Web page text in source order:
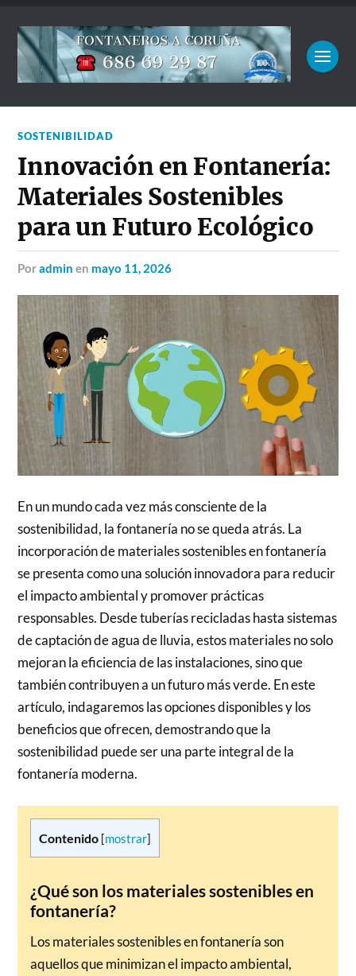
SOSTENIBILIDAD
Innovación en Fontanería:
Materiales Sostenibles
para un Futuro Ecológico
poradmin en mayo 11, 2026
En un mundo cada vez más consciente de la
sostenibilidad, la fontanería no se queda atrás. La
incorporación de materiales sostenibles en fontanería
se presenta como una solución innovadora para reducir
el impacto ambiental y promover prácticas
responsables. Desde tuberías recicladas hasta sistemas
de captación de agua de lluvia, estos materiales no solo
mejoran la eficiencia de las instalaciones, sino que
también contribuyen a un futuro más verde. En este
artículo, indagaremos las opciones disponibles y los
beneficios que ofrecen, demostrando que la
sostenibilidad puede ser una parte integral de la
fontanería moderna.
Contenido [mostrar]
¿Qué son los materiales sostenibles en
fontanería?
Los materiales sostenibles en fontanería son
aquellos que minimizan el impacto ambiental,